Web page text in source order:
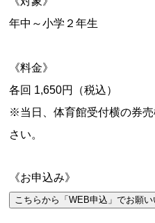
年中～小学２年生
《料金》
各回 1,650円（税込）
※当日、体育館受付横の券
さい。
《お申込み》
こちらから「WEB申込」でお願